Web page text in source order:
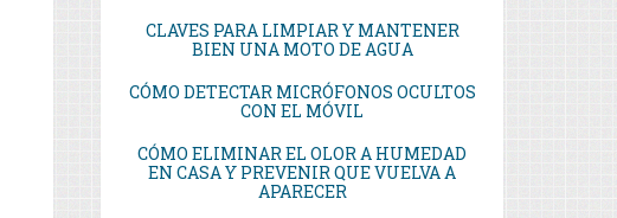
CLAVES PARA LIMPIAR Y MANTENER
BIEN UNA MOTO DE AGUA
CÓMO DETECTAR MICRÓFONOS OCULTOS
CON EL MÓVIL
CÓMO ELIMINAR EL OLOR A HUMEDAD
EN CASA Y PREVENIR QUE VUELVA A
APARECER